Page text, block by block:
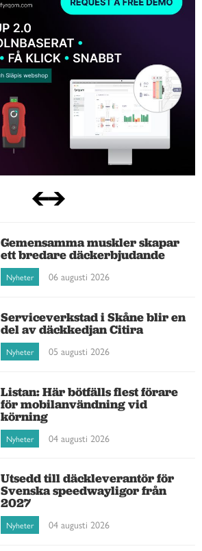
Gemensamma muskler skapar
ett bredare däckerbjudande
Nyheter 06 augusti 2026
Serviceverkstad i Skåne blir en
del av däckkedjan Citira
Nyheter 05 augusti 2026
Listan: Här bötfälls flest förare
för mobilanvändning vid
körning
Nyheter 04 augusti 2026
Utsedd till däckleverantör för
Svenska speedwayligor från
2027
Nyheter 04 augusti 2026